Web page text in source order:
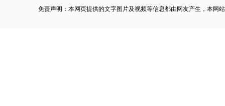
免责声明：本网页提供的文字图片及视频等信息都由网友产生，本网